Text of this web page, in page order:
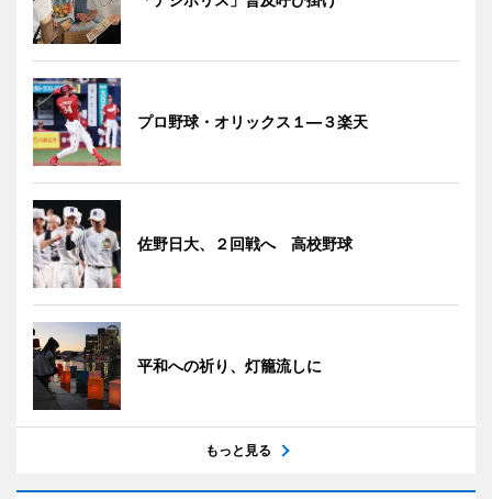
プロ野球・オリックス１―３楽天
佐野日大、２回戦へ 高校野球
平和への祈り、灯籠流しに
もっと見る